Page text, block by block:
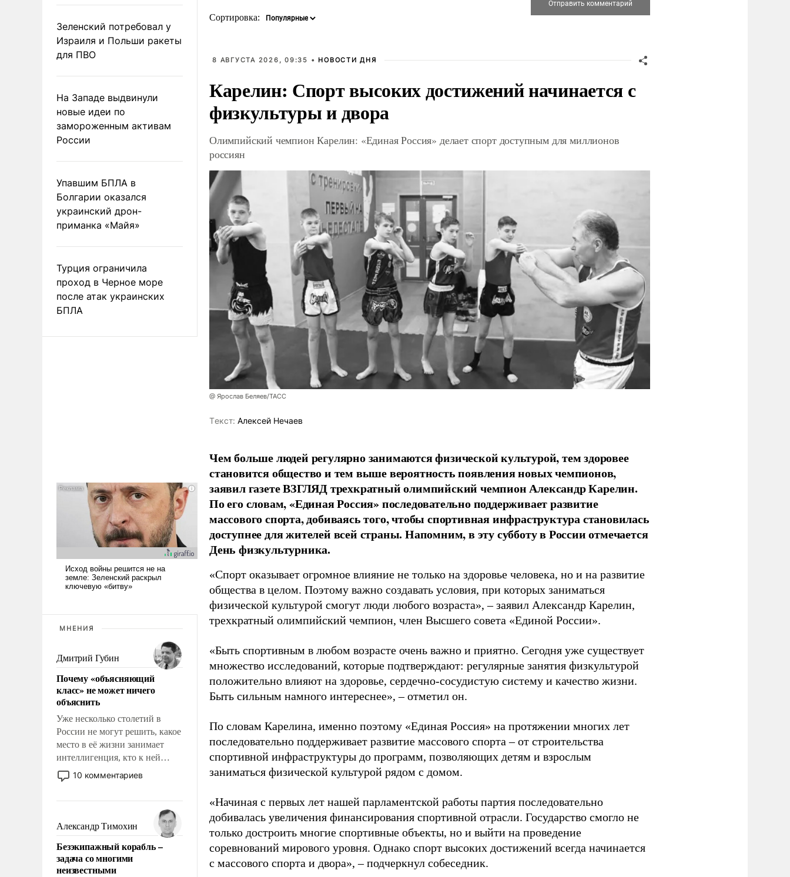
Зеленский потребовал у
Израиля и Польши ракеты
для ПВО
На Западе выдвинули
новые идеи по
замороженным активам
России
Упавшим БПЛА в
Болгарии оказался
украинский дрон-
приманка «Майя»
Турция ограничила
проход в Черное море
после атак украинских
БПЛА
МНЕНИЯ
Дмитрий Губин
Почему «объясняющий
класс» не может ничего
объяснить
Уже несколько столетий в
России не могут решить, какое
место в её жизни занимает
интеллигенция, кто к ней
принадлежит, а кого из неё
исключили с правом
чем она отличается от просто
образованных людей. Иногда
казалось, что эти вопросы
решены раз и навсегда, но –
нет, не решены.
10 комментариев
Александр Тимохин
Безэкипажный корабль –
задача со многими
неизвестными
Сортировка:
8 АВГУСТА 2026, 09:35 • НОВОСТИ ДНЯ
Карелин: Спорт высоких достижений начинается с
физкультуры и двора
Олимпийский чемпион Карелин: «Единая Россия» делает спорт доступным для миллионов
россиян
@ Ярослав Беляев/ТАСС
Tекст: Алексей Нечаев
Чем больше людей регулярно занимаются физической культурой, тем здоровее
становится общество и тем выше вероятность появления новых чемпионов,
заявил газете ВЗГЛЯД трехкратный олимпийский чемпион Александр Карелин.
По его словам, «Единая Россия» последовательно поддерживает развитие
массового спорта, добиваясь того, чтобы спортивная инфраструктура становилась
доступнее для жителей всей страны. Напомним, в эту субботу в России отмечается
День физкультурника.
«Спорт оказывает огромное влияние не только на здоровье человека, но и на развитие
общества в целом. Поэтому важно создавать условия, при которых заниматься
физической культурой смогут люди любого возраста», – заявил Александр Карелин,
трехкратный олимпийский чемпион, член Высшего совета «Единой России».
«Быть спортивным в любом возрасте очень важно и приятно. Сегодня уже существует
множество исследований, которые подтверждают: регулярные занятия физкультурой
положительно влияют на здоровье, сердечно-сосудистую систему и качество жизни.
Быть сильным намного интереснее», – отметил он.
По словам Карелина, именно поэтому «Единая Россия» на протяжении многих лет
последовательно поддерживает развитие массового спорта – от строительства
спортивной инфраструктуры до программ, позволяющих детям и взрослым
заниматься физической культурой рядом с домом.
«Начиная с первых лет нашей парламентской работы партия последовательно
добивалась увеличения финансирования спортивной отрасли. Государство смогло не
только достроить многие спортивные объекты, но и выйти на проведение
соревнований мирового уровня. Однако спорт высоких достижений всегда начинается
с массового спорта и двора», – подчеркнул собеседник.